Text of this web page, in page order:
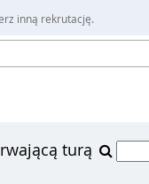
inną rekrutację.
turą